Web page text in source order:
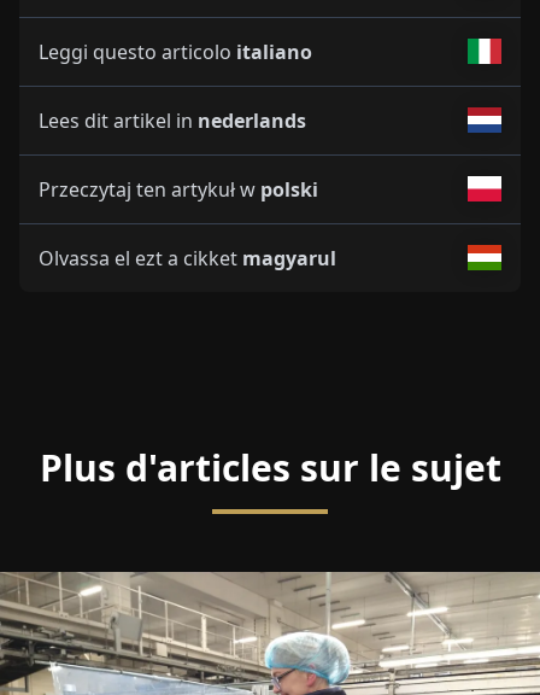
Leggi questo articolo italiano
Lees dit artikel in nederlands
Przeczytaj ten artykuł w polski
Olvassa el ezt a cikket magyarul
Plus d'articles sur le sujet